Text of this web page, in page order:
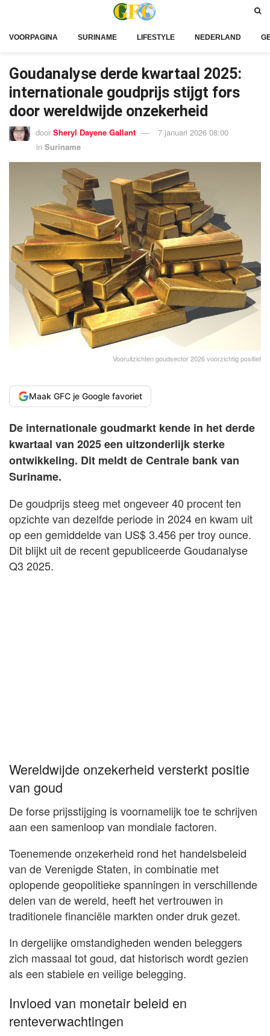
VOORPAGINA SURINAME LIFESTYLE NEDERLAND
Goudanalyse derde kwartaal 2025:
internationale goudprijs stijgt fors
door wereldwijde onzekerheid
door Sheryl Dayene Gallant
7 januari 2026 08:00
in Suriname
Vooruitzichten goudsector 2026 voorzichtig positief
Maak GFC je Google favoriet
De internationale goudmarkt kende in het derde
kwartaal van 2025 een uitzonderlijk sterke
ontwikkeling. Dit meldt de Centrale bank van
Suriname.
De goudprijs steeg met ongeveer 40 procent ten
opzichte van dezelfde periode in 2024 en kwam uit
op een gemiddelde van US$ 3.456 per troy ounce.
Dit blijkt uit de recent gepubliceerde Goudanalyse
Q3 2025.
Wereldwijde onzekerheid versterkt positie
van goud
De forse prijsstijging is voornamelijk toe te schrijven
aan een samenloop van mondiale factoren.
Toenemende onzekerheid rond het handelsbeleid
van de Verenigde Staten, in combinatie met
oplopende geopolitieke spanningen in verschillende
delen van de wereld, heeft het vertrouwen in
traditionele financiële markten onder druk gezet.
In dergelijke omstandigheden wenden beleggers
zich massaal tot goud, dat historisch wordt gezien
als een stabiele en veilige belegging.
Invloed van monetair beleid en
renteverwachtingen